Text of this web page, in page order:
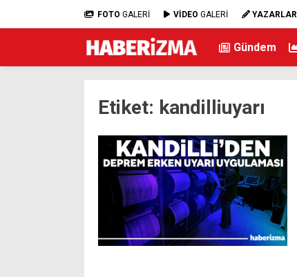
FOTO GALERİ VİDEO GALERİ YAZARLAR
Gündem
Etiket: kandilliuyarı